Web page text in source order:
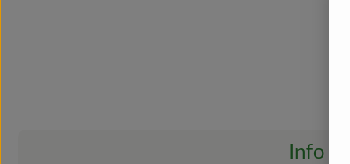
Info